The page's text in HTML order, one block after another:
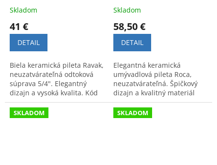
Skladom
41 €
DETAIL
Biela keramická pileta Ravak,
neuzatvárateľná odtoková
súprava 5/4". Elegantný
dizajn a vysoká kvalita. Kód
výrobku: X01695.
Skladom
58,50 €
DETAIL
Elegantná keramická
umývadlová pileta Roca,
neuzatvárateľná. Špičkový
dizajn a kvalitný materiál
vhodný do modernej
kúpeľne.
SKLADOM SKLADOM